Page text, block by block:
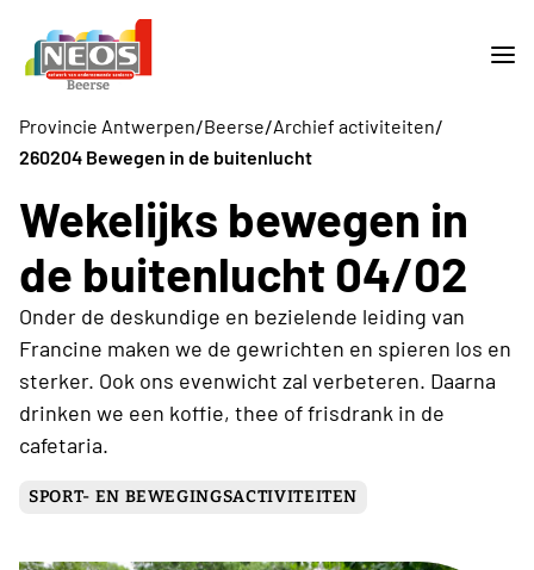
Provincie Antwerpen/Beerse/Archief activiteiten/
260204 Bewegen in de buitenlucht
Wekelijks bewegen in
de buitenlucht 04/02
Onder de deskundige en bezielende leiding van
Francine maken we de gewrichten en spieren los en
sterker. Ook ons evenwicht zal verbeteren. Daarna
drinken we een koffie, thee of frisdrank in de
cafetaria.
SPORT- EN BEWEGINGSACTIVITEITEN